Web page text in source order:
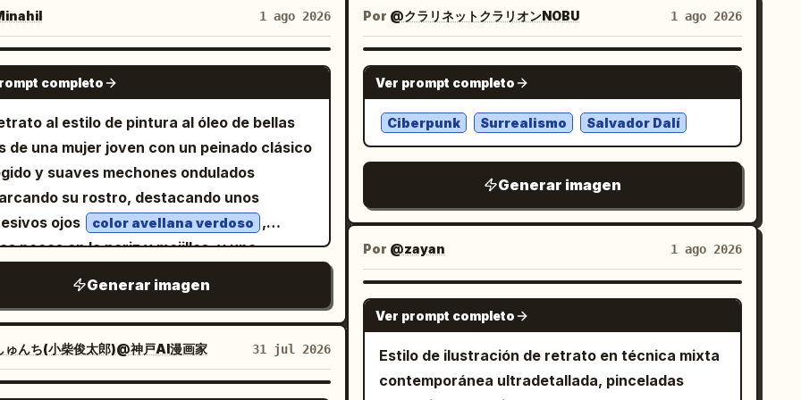
patterned vintage button-up shirt in
browns, rust, ochre, and burgundy hues,
olive trousers, dark socks, and worn
shoes, creating a timeless bohemian
Beside him lies an open guitar case
with deep burgundy velvet, containing
coins from generous passersby,
telling the story of a talented street
The background features an old
plaster wall with peeling paint, cracks,
earthy colors, and rustic architectural
The entire image is rendered with
palette-knife impasto brushstrokes ,
paint texture, layered oil pigments,
strokes, and rich tactile depth.
surface—including skin, clothing, guitar,
1 ago 2026
NANO BANANA PRO
completo
al estilo de pintura al óleo de bellas
de una mujer joven con un peinado clásico
y suaves mechones ondulados
su rostro, destacando unos
ojos
color avellana verdoso
,
pecas en la nariz y mejillas, y una
vintage en color amarillo mostaza
con delicados paneles de encaje en
y las mangas, collares superpuestos
Generar imagen
ゅんち(小柴俊太郎)@神戸AI漫画家 31 jul 2026
palette is dominated by deep blues, indigo, and
contrasting golden light. The atmosphere is
melancholic, cinematic, high-resolution, and
features impasto brushstroke textures.
Por @クラリネットクラリオンNOBU 1 ago 2026
NANO BANANA PRO
Ver prompt completo
Ciberpunk Surrealismo Salvador Dalí
Generar imagen
Por @zayan 1 ago 2026
NANO BANANA PRO
Ver prompt completo
Estilo de ilustración de retrato en técnica mixta
contemporánea ultradetallada, pinceladas